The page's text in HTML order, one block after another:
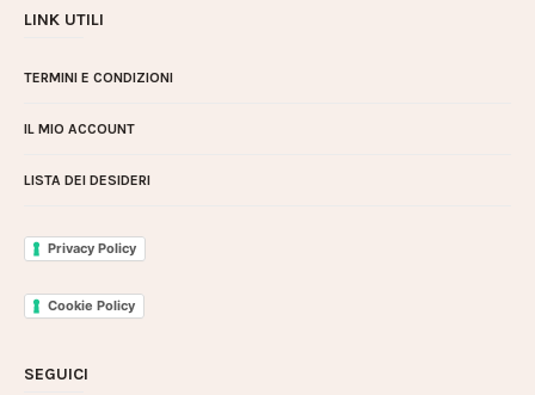
LINK UTILI
TERMINI E CONDIZIONI
IL MIO ACCOUNT
LISTA DEI DESIDERI
Privacy Policy
Cookie Policy
SEGUICI